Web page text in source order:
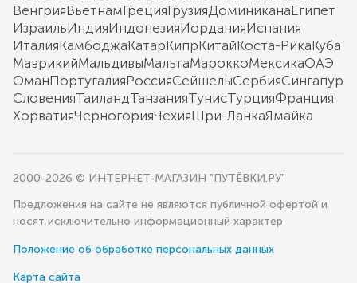
ВенгрияВьетнамГрецияГрузияДоминиканаЕгипет
ИзраильИндияИндонезияИорданияИспания
ИталияКамбоджаКатарКипрКитайКоста-РикаКуба
МаврикийМальдивыМальтаМароккоМексикаОАЭ
ОманПортугалияРоссияСейшелыСербияСингапур
СловенияТаиландТанзанияТунисТурцияФранция
ХорватияЧерногорияЧехияШри-ЛанкаЯмайка
2000-2026 © ИНТЕРНЕТ-МАГАЗИН "ПУТЁВКИ.РУ"
Предложения на сайте не являются публичной офертой и
носят исключительно информационный характер
Положение об обработке персональных данных
Карта сайта